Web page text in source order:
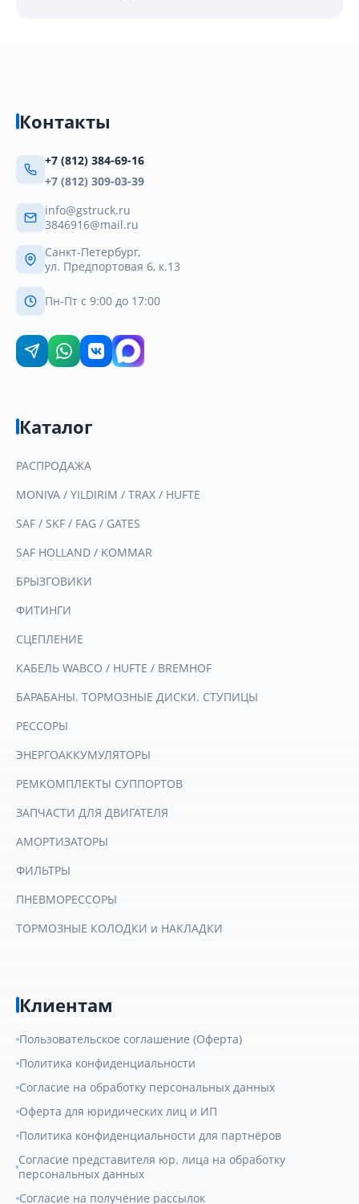
Контакты
+7 (812) 384-69-16
+7 (812) 309-03-39
info@gstruck.ru
3846916@mail.ru
Санкт-Петербург,
ул. Предпортовая 6, к.13
Пн-Пт с 9:00 до 17:00
Каталог
РАСПРОДАЖА
MONIVA / YILDIRIM / TRAX / HUFTE
SAF / SKF / FAG / GATES
SAF HOLLAND / KOMMAR
БРЫЗГОВИКИ
ФИТИНГИ
СЦЕПЛЕНИЕ
КАБЕЛЬ WABCO / HUFTE / BREMHOF
БАРАБАНЫ. ТОРМОЗНЫЕ ДИСКИ. СТУПИЦЫ
РЕССОРЫ
ЭНЕРГОАККУМУЛЯТОРЫ
РЕМКОМПЛЕКТЫ СУППОРТОВ
ЗАПЧАСТИ ДЛЯ ДВИГАТЕЛЯ
АМОРТИЗАТОРЫ
ФИЛЬТРЫ
ПНЕВМОРЕССОРЫ
ТОРМОЗНЫЕ КОЛОДКИ и НАКЛАДКИ
Клиентам
Пользовательское соглашение (Оферта)
Политика конфиденциальности
Согласие на обработку персональных данных
Оферта для юридических лиц и ИП
Политика конфиденциальности для партнёров
Согласие представителя юр. лица на обработку
персональных данных
Согласие на получение рассылок